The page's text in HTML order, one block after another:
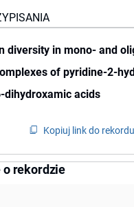
diversity in mono- and
of pyridine-2-
dihydroxamic acids
Kopiuj link do rekordu
o rekordzie